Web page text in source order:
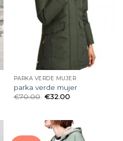
PARKA VERDE MUJER
parka verde mujer
€70.00 €32.00